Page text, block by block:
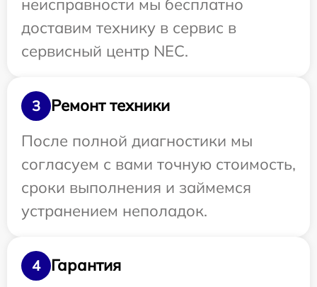
доставим технику в сервис в
сервисный центр NEC.
3
Ремонт техники
После полной диагностики мы
согласуем с вами точную стоимость,
сроки выполнения и займемся
устранением неполадок.
4
Гарантия